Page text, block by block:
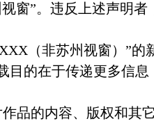
窗”。违反上述声明
（非苏州视窗）”的
目的在于传递更多信
品的内容、版权和其